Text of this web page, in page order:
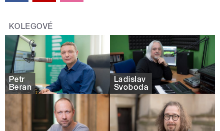
KOLEGOVÉ
Petr
Beran
Ladislav
Svoboda